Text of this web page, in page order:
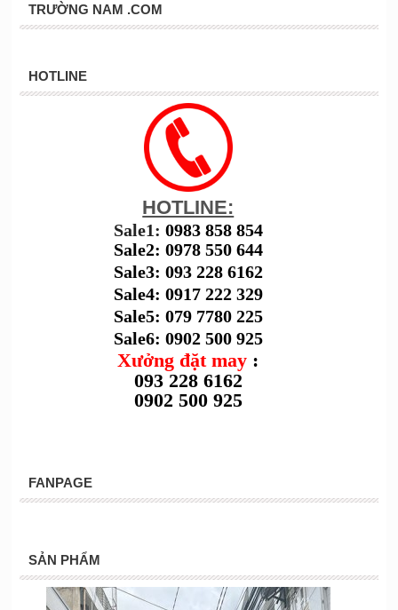
TRƯỜNG NAM .COM
HOTLINE
HOTLINE:
Sale1: 0983 858 854
Sale2: 0978 550 644
Sale3: 093 228 6162
Sale4: 0917 222 329
Sale5: 079 7780 225
Sale6: 0902 500 925
Xưởng đặt may :
093 228 6162
0902 500 925
FANPAGE
SẢN PHẨM